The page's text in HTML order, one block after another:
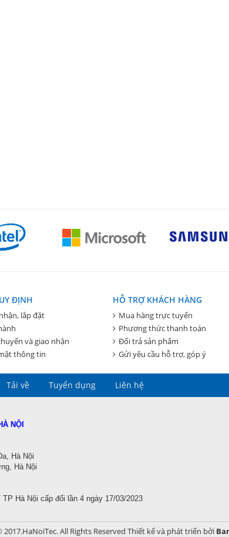
ĐỊNH
lắp đặt
và giao nhận
thông tin
HỖ TRỢ KHÁCH HÀNG
Mua hàng trực tuyến
Phương thức thanh toán
Đổi trả sản phẩm
Gửi yêu cầu hỗ trợ, góp ý
Tải về Tuyển dụng Liên hệ
NỘI
Hà Nội
Hà Nội
TP Hà Nội cấp đổi lần 4 ngày 17/03/2023
All Rights Reserved Thiết kế và phát triển bởi